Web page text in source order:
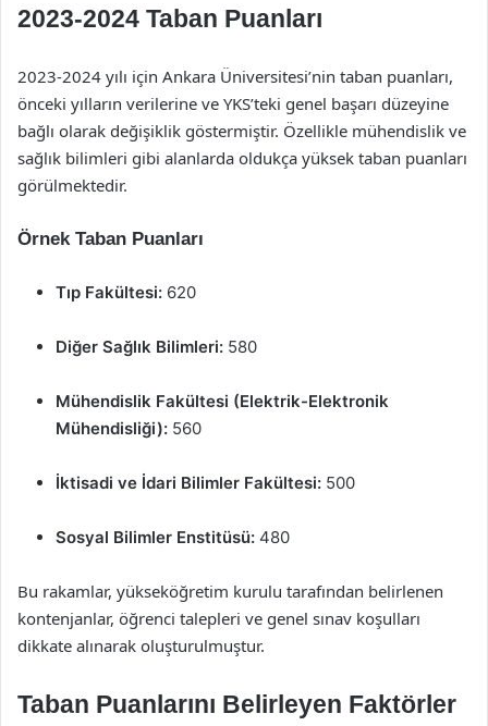
2023-2024 Taban Puanları
2023-2024 yılı için Ankara Üniversitesi’nin taban puanları,
önceki yılların verilerine ve YKS’teki genel başarı düzeyine
bağlı olarak değişiklik göstermiştir. Özellikle mühendislik ve
sağlık bilimleri gibi alanlarda oldukça yüksek taban puanları
görülmektedir.
Örnek Taban Puanları
Tıp Fakültesi: 620
Diğer Sağlık Bilimleri: 580
Mühendislik Fakültesi (Elektrik-Elektronik
Mühendisliği): 560
İktisadi ve İdari Bilimler Fakültesi: 500
Sosyal Bilimler Enstitüsü: 480
Bu rakamlar, yükseköğretim kurulu tarafından belirlenen
kontenjanlar, öğrenci talepleri ve genel sınav koşulları
dikkate alınarak oluşturulmuştur.
Taban Puanlarını Belirleyen Faktörler